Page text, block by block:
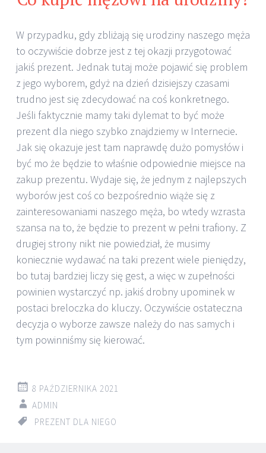
W przypadku, gdy zbliżają się urodziny naszego męża
to oczywiście dobrze jest z tej okazji przygotować
jakiś prezent. Jednak tutaj może pojawić się problem
z jego wyborem, gdyż na dzień dzisiejszy czasami
trudno jest się zdecydować na coś konkretnego.
Jeśli faktycznie mamy taki dylemat to być może
prezent dla niego szybko znajdziemy w Internecie.
Jak się okazuje jest tam naprawdę dużo pomysłów i
być mo że będzie to właśnie odpowiednie miejsce na
zakup prezentu. Wydaje się, że jednym z najlepszych
wyborów jest coś co bezpośrednio wiąże się z
zainteresowaniami naszego męża, bo wtedy wzrasta
szansa na to, że będzie to prezent w pełni trafiony. Z
drugiej strony nikt nie powiedział, że musimy
koniecznie wydawać na taki prezent wiele pieniędzy,
bo tutaj bardziej liczy się gest, a więc w zupełności
powinien wystarczyć np. jakiś drobny upominek w
postaci breloczka do kluczy. Oczywiście ostateczna
decyzja o wyborze zawsze należy do nas samych i
tym powinniśmy się kierować.
8 PAŹDZIERNIKA 2021
ADMIN
PREZENT DLA NIEGO